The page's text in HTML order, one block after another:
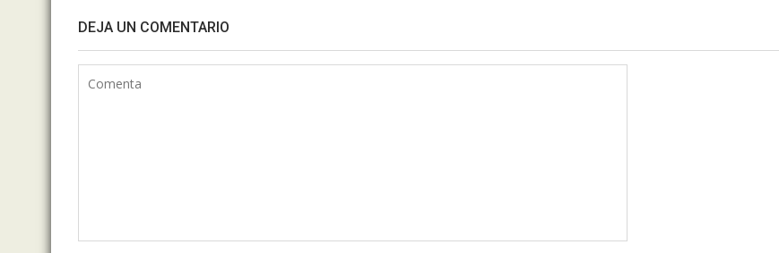
DEJA UN COMENTARIO